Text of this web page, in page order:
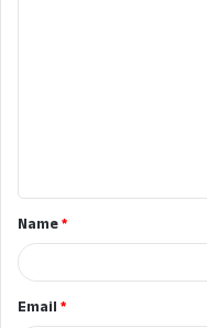
t
*Name*
Email*